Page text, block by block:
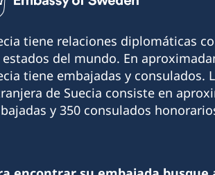
tiene relaciones diplomáticas
estados del mundo. En
tiene embajadas y consulados.
de Suecia consiste en
y 350 consulados